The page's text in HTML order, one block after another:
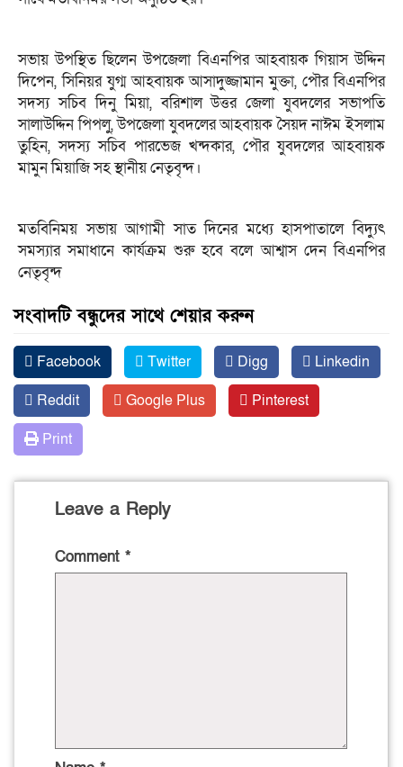
সভায় উপস্থিত ছিলেন উপজেলা বিএনপির আহবায়ক গিয়াস উদ্দিন
দিপেন, সিনিয়র যুগ্ম আহবায়ক আসাদুজ্জামান মুক্তা, পৌর বিএনপির
সদস্য সচিব দিনু মিয়া, বরিশাল উত্তর জেলা যুবদলের সভাপতি
সালাউদ্দিন পিপলু, উপজেলা যুবদলের আহবায়ক সৈয়দ নাঈম ইসলাম
তুহিন, সদস্য সচিব পারভেজ খন্দকার, পৌর যুবদলের আহবায়ক
মামুন মিয়াজি সহ স্থানীয় নেতৃবৃন্দ।
মতবিনিময় সভায় আগামী সাত দিনের মধ্যে হাসপাতালে বিদ্যুৎ
সমস্যার সমাধানে কার্যক্রম শুরু হবে বলে আশ্বাস দেন বিএনপির
নেতৃবৃন্দ
সংবাদটি বন্ধুদের সাথে শেয়ার করুন
Facebook Twitter Digg
Linkedin
Reddit
Google Plus
Pinterest
Print
Leave a Reply
Comment *